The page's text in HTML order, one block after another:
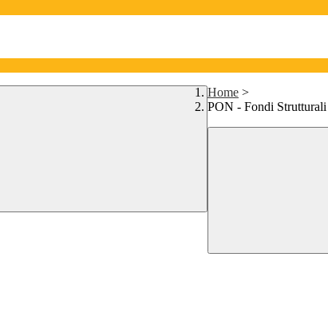
Home >
PON - Fondi